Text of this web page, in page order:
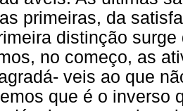
primeiras, da
distinção
no começo, as
veis ao que
que é o inverso